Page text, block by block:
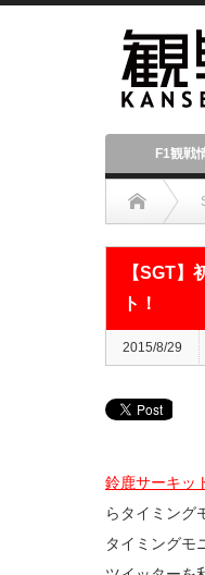
F1観戦
【SGT
ト！
2015/8/29
鈴鹿サーキッ
らタイミング
タイミングモ